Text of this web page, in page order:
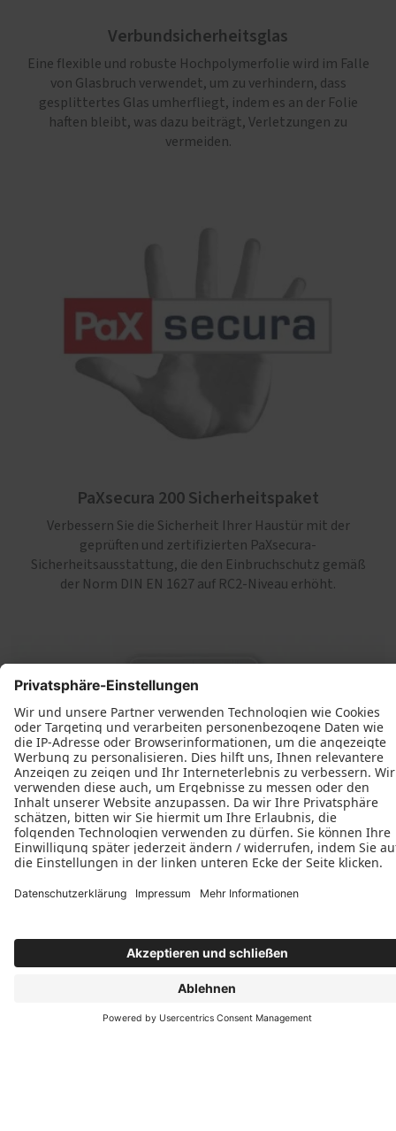
Verbundsicherheitsglas
Eine flexible und robuste Hochpolymerfolie wird im Falle
von Glasbruch verwendet, um zu verhindern, dass
gesplittertes Glas umherfliegt, indem es an der Folie
haften bleibt, was dazu beiträgt, Verletzungen zu
vermeiden.
PaXsecura 200 Sicherheitspaket
Verbessern Sie die Sicherheit Ihrer Haustür mit der
geprüften und zertifizierten PaXsecura-
Sicherheitsausstattung, die den Einbruchschutz gemäß
der Norm DIN EN 1627 auf RC2-Niveau erhöht.
Komfortpaket "Fingerscan"
Die Automatikverriegelung PaXseculock in Verbindung
mit dem Automatiköffner ermöglicht eine Türöffnung
Türblatt oder bei konstruktiven Haustüren im